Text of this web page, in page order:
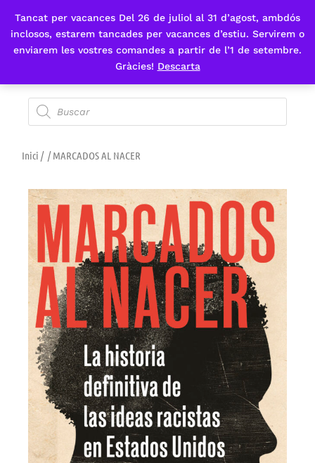
Tancat per vacances Del 26 de juliol al 31 d’agost, ambdós
inclosos, estarem tancades per vacances d’estiu. Servirem o
enviarem les vostres comandes a partir de l’1 de setembre.
Gràcies! Descarta
Fes-te'n sòcia
Inici / / MARCADOS AL NACER